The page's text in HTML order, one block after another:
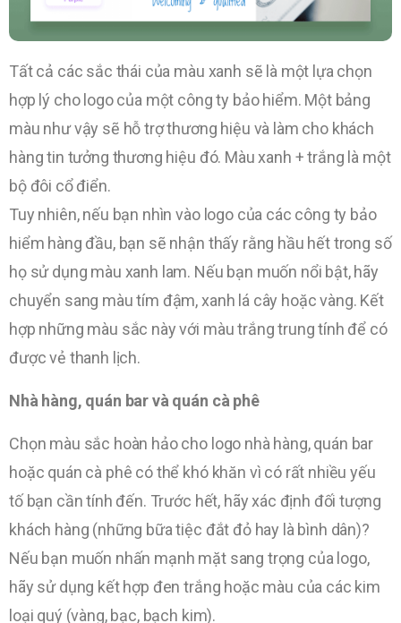
Tất cả các sắc thái của màu xanh sẽ là một lựa chọn
hợp lý cho logo của một công ty bảo hiểm. Một bảng
màu như vậy sẽ hỗ trợ thương hiệu và làm cho khách
hàng tin tưởng thương hiệu đó. Màu xanh + trắng là một
bộ đôi cổ điển.
Tuy nhiên, nếu bạn nhìn vào logo của các công ty bảo
hiểm hàng đầu, bạn sẽ nhận thấy rằng hầu hết trong số
họ sử dụng màu xanh lam. Nếu bạn muốn nổi bật, hãy
chuyển sang màu tím đậm, xanh lá cây hoặc vàng. Kết
hợp những màu sắc này với màu trắng trung tính để có
được vẻ thanh lịch.
Nhà hàng, quán bar và quán cà phê
Chọn màu sắc hoàn hảo cho logo nhà hàng, quán bar
hoặc quán cà phê có thể khó khăn vì có rất nhiều yếu
tố bạn cần tính đến. Trước hết, hãy xác định đối tượng
khách hàng (những bữa tiệc đắt đỏ hay là bình dân)?
Nếu bạn muốn nhấn mạnh mặt sang trọng của logo,
hãy sử dụng kết hợp đen trắng hoặc màu của các kim
loại quý (vàng, bạc, bạch kim).